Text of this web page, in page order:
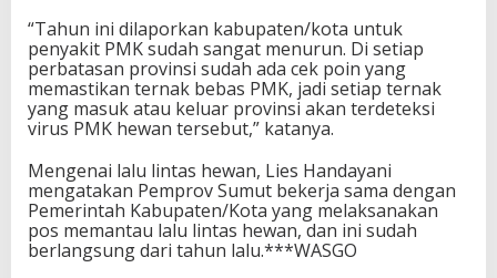
“Tahun ini dilaporkan kabupaten/kota untuk
penyakit PMK sudah sangat menurun. Di setiap
perbatasan provinsi sudah ada cek poin yang
memastikan ternak bebas PMK, jadi setiap ternak
yang masuk atau keluar provinsi akan terdeteksi
virus PMK hewan tersebut,” katanya.
Mengenai lalu lintas hewan, Lies Handayani
mengatakan Pemprov Sumut bekerja sama dengan
Pemerintah Kabupaten/Kota yang melaksanakan
pos memantau lalu lintas hewan, dan ini sudah
berlangsung dari tahun lalu.***WASGO